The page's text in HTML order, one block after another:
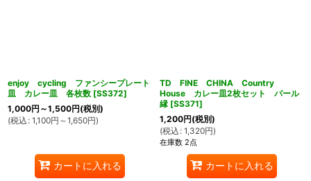
enjoy cycling ファンシープレート
皿 カレー皿 各枚数 [SS372]
1,000円 ～1,500円(税別)
(税込 : 1,100円 ～1,650円)
カートに入れる
TD FINE CHINA Country
House カレー皿2枚セット パール
縁 [SS371]
1,200円(税別)
(税込 : 1,320円)
在庫数 2点
カートに入れる